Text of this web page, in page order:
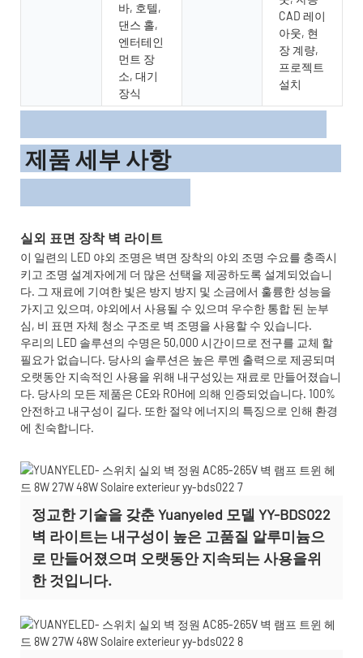
바, 호텔,
댄스 홀,
엔터테인
먼트 장
소, 대기
장식
CAD 레이
아웃, 현
장 계량,
프로젝트
설치
제품 세부 사항
이 일련의 LED 야외 조명은 벽면 장착의 야외 조명 수요를 충족시
키고 조명 설계자에게 더 많은 선택을 제공하도록 설계되었습니
다. 그 재료에 기여한 빛은 방지 방지 및 소금에서 훌륭한 성능을
가지고 있으며, 야외에서 사용될 수 있으며 우수한 통합 된 눈부
심, 비 표면 자체 청소 구조로 벽 조명을 사용할 수 있습니다.
우리의 LED 솔루션의 수명은 50,000 시간이므로 전구를 교체 할
필요가 없습니다. 당사의 솔루션은 높은 루멘 출력으로 제공되며
오랫동안 지속적인 사용을 위해 내구성있는 재료로 만들어졌습니
다. 당사의 모든 제품은 CE와 ROH에 의해 인증되었습니다. 100%
안전하고 내구성이 길다. 또한 절약 에너지의 특징으로 인해 환경
에 친숙합니다.
정교한 기술을 갖춘 Yuanyeled 모델 YY-BDS022
벽 라이트는 내구성이 높은 고품질 알루미늄으
로 만들어졌으며 오랫동안 지속되는 사용을위
한 것입니다.